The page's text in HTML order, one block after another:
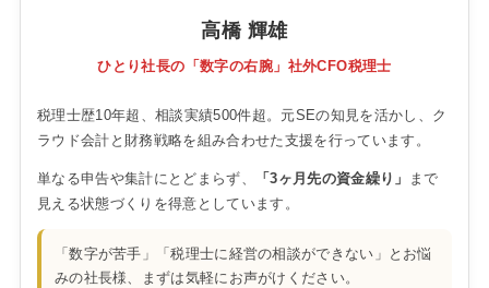
高橋 輝雄
ひとり社長の「数字の右腕」社外CFO税理士
税理士歴10年超、相談実績500件超。元SEの知見を活かし、ク
ラウド会計と財務戦略を組み合わせた支援を行っています。
単なる申告や集計にとどまらず、 「3ヶ月先の資金繰り」
まで
見える状態づくりを得意としています。
「数字が苦手」「税理士に経営の相談ができない」とお悩
みの社長様、まずは気軽にお声がけください。